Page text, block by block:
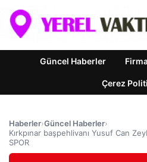
Güncel Haberler
Çerez
Haberler›Güncel Haberler›
Kırkpınar başpehlivanı Yusuf Can
SPOR